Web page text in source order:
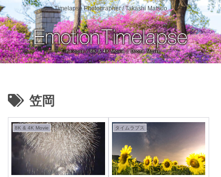
Timelapse Photographer / Takashi Matsuo
笠岡
8K & 4K Movie タイムラプス